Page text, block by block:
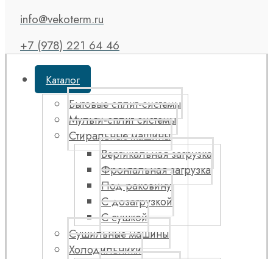
info@vekoterm.ru
+7 (978) 221 64 46
Каталог
Бытовые сплит-системы
Мульти-сплит системы
Стиральные машины
Вертикальная загрузка
Фронтальная загрузка
Под раковину
С дозагрузкой
С сушкой
Сушильные машины
Холодильники